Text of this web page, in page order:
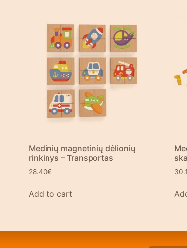
Medinių magnetinių dėlionių
rinkinys – Transportas
28.40€
Add to cart